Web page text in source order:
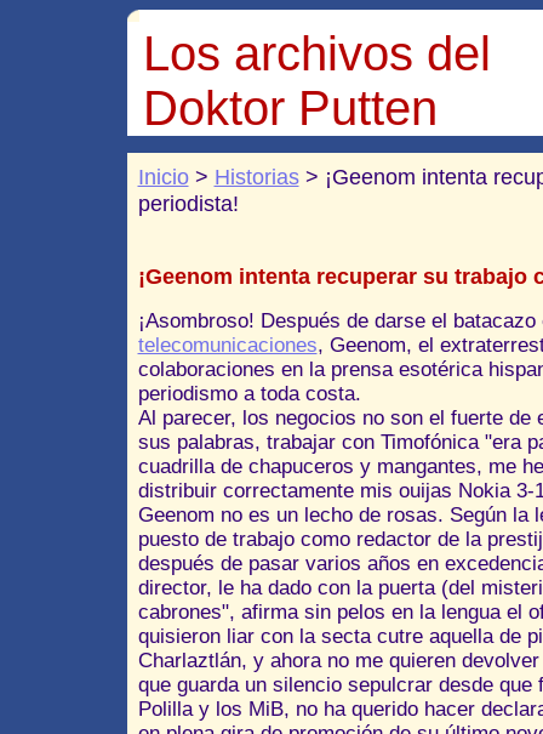
Los archivos del
Doktor Putten
Inicio> Historias> ¡Geenom intenta
periodista!
¡Geenom intenta recuperar su trabajo
¡Asombroso! Después de darse el
telecomunicaciones, Geenom, el
colaboraciones en la prensa esotérica
periodismo a toda costa.
Al parecer, los negocios no son el fuerte de
sus palabras, trabajar con Timofónica "era
cuadrilla de chapuceros y mangantes, me
distribuir correctamente mis ouijas Nokia 3-
Geenom no es un lecho de rosas. Según la
puesto de trabajo como redactor de la
después de pasar varios años en
director, le ha dado con la puerta (del
cabrones", afirma sin pelos en la lengua el
quisieron liar con la secta cutre aquella de
Charlaztlán, y ahora no me quieren
que guarda un silencio sepulcrar desde que
Polilla y los MiB, no ha querido hacer